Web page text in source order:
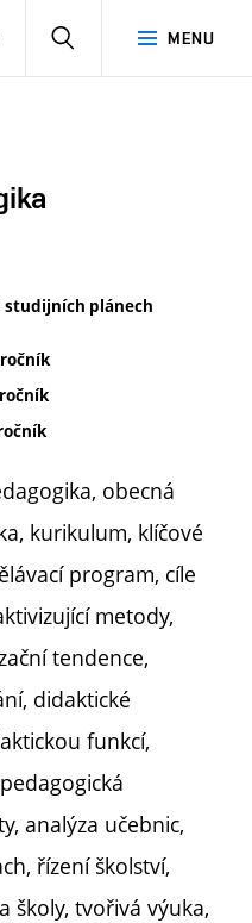
MENU
studijních plánech
obecná
kurikulum, klíčové
program, cíle
metody,
tendence,
didaktické
funkcí,
analýza učebnic,
řízení školství,
školy, tvořivá výuka,